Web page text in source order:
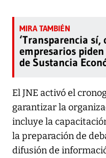
‘Transparencia sí,
empresarios
de Sustancia
El JNE activó el
garantizar la
incluye la
la preparación de
difusión de